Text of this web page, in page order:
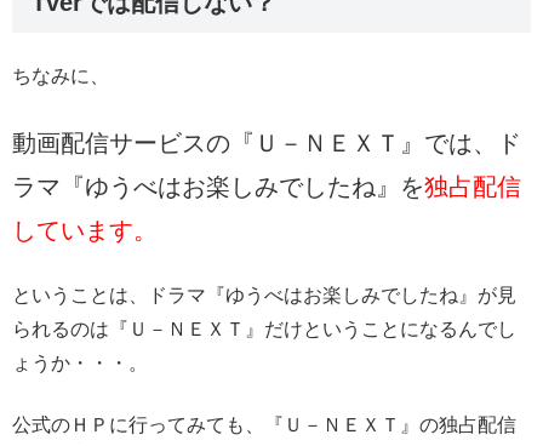
ちなみに、
動画配信サービスの『Ｕ－ＮＥＸＴ』では、ド
ラマ『ゆうべはお楽しみでしたね』を独占配信
しています。
ということは、ドラマ『ゆうべはお楽しみでしたね』が見
られるのは『Ｕ－ＮＥＸＴ』だけということになるんでし
ょうか・・・。
公式のＨＰに行ってみても、『Ｕ－ＮＥＸＴ』の独占配信